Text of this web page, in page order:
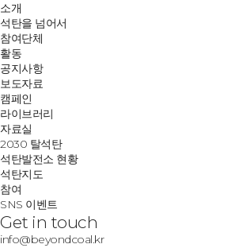
소개
석탄을 넘어서
참여단체
활동
공지사항
보도자료
캠페인
라이브러리
자료실
2030 탈석탄
석탄발전소 현황
석탄지도
참여
SNS 이벤트
Get in touch
info@beyondcoal.kr